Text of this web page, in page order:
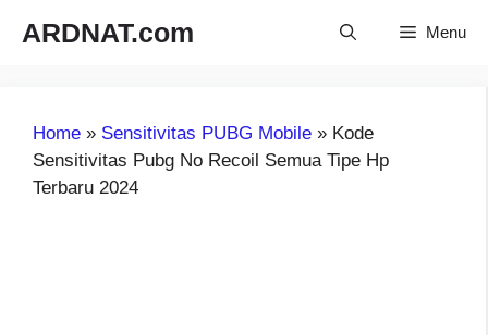
ARDNAT.com Menu
Home » Sensitivitas PUBG Mobile » Kode
Sensitivitas Pubg No Recoil Semua Tipe Hp
Terbaru 2024